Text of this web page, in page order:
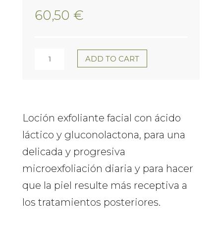
60,50 €
SUBLIME
LOTION
100ML
COMFORT
ADD TO CART
Loción exfoliante facial con ácido
láctico y gluconolactona, para una
delicada y progresiva
microexfoliación diaria y para hacer
que la piel resulte más receptiva a
los tratamientos posteriores.